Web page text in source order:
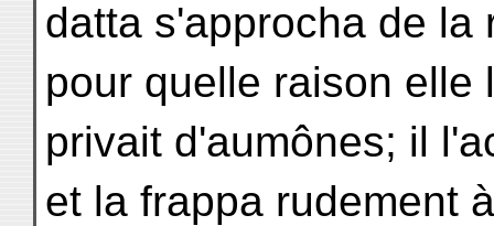
datta s'approcha de la
pour quelle raison elle
privait d'aumônes; il
et la frappa rudement à